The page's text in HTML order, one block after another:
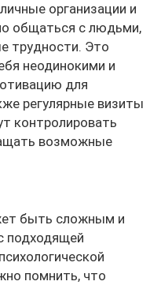
организации и
общаться с людьми,
трудности. Это
неодинокими и
для
регулярные визиты
контролировать
возможные
быть сложным и
подходящей
помнить, что